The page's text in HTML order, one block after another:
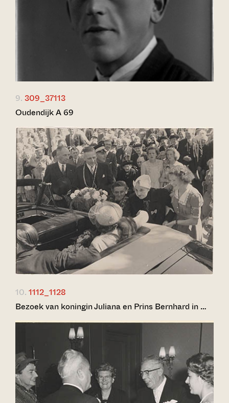
9. 309_37113
Oudendijk A 69
10. 1112_1128
Bezoek van koningin Juliana en Prins Bernhard in …